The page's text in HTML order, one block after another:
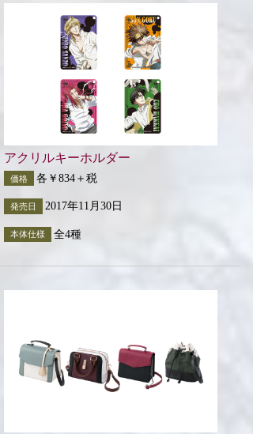
アクリルキーホルダー
価格 各￥834＋税
発売日 2017年11月30日
本体仕様 全4種